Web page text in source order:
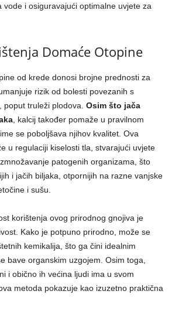
vode i osiguravajući optimalne uvjete za
Domaće Otopine
od krede donosi brojne prednosti za
rizik od bolesti povezanih s
truleži plodova. Osim što jača
, kalcij također pomaže u pravilnom
se poboljšava njihov kvalitet. Ova
u regulaciji kiselosti tla, stvarajući uvjete
patogenih organizama, što
i jačih biljaka, otpornijih na razne vanjske
i sušu.
korištenja ovog prirodnog gnojiva je
Kako je potpuno prirodno, može se
kemikalija, što ga čini idealnim
bave organskim uzgojem. Osim toga,
i obično ih većina ljudi ima u svom
metoda pokazuje kao izuzetno praktična